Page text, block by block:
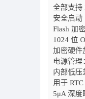
全部支持
安全启动
Flash 加密
1024 位
加密硬件
电源管理
内部低压
用于
5μA 深度